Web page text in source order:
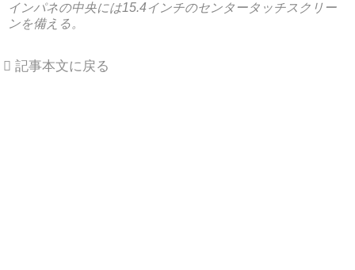
インパネの中央には15.4インチのセンタータッチスクリー
ンを備える。
記事本文に戻る